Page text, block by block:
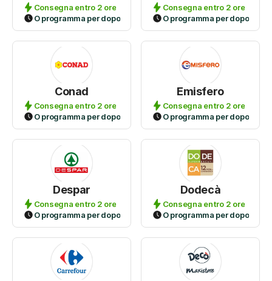
Consegna entro 2 ore
O programma per dopo
Consegna entro 2 ore
O programma per dopo
Conad
Consegna entro 2 ore
O programma per dopo
Emisfero
Consegna entro 2 ore
O programma per dopo
Despar
Consegna entro 2 ore
O programma per dopo
Dodecà
Consegna entro 2 ore
O programma per dopo